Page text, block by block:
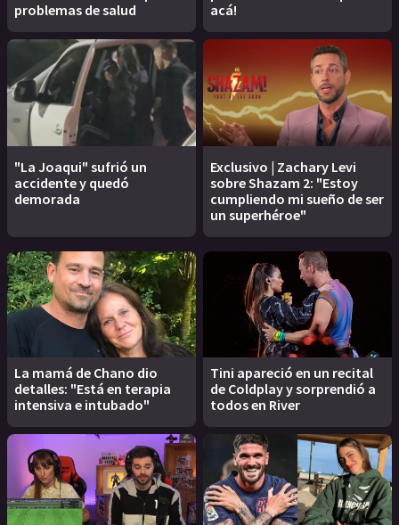
problemas de salud
acá!
"La Joaqui" sufrió un
accidente y quedó
demorada
Exclusivo | Zachary Levi
sobre Shazam 2: "Estoy
cumpliendo mi sueño de ser
un superhéroe"
La mamá de Chano dio
detalles: "Está en terapia
intensiva e intubado"
Tini apareció en un recital
de Coldplay y sorprendió a
todos en River